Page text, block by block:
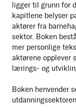
ligger til grunn for
kapitlene belyser
aktører fra
sektor. Boken
mer personlige
aktørene opplever
lærings- og
Boken henvender